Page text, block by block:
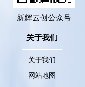
新辉云创公众号
关于我们
关于我们
网站地图